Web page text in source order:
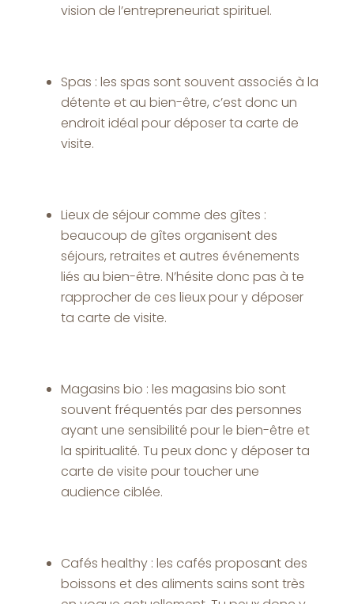
vision de l’entrepreneuriat spirituel.
Spas : les spas sont souvent associés à la
détente et au bien-être, c’est donc un
endroit idéal pour déposer ta carte de
visite.
Lieux de séjour comme des gîtes :
beaucoup de gîtes organisent des
séjours, retraites et autres événements
liés au bien-être. N’hésite donc pas à te
rapprocher de ces lieux pour y déposer
ta carte de visite.
Magasins bio : les magasins bio sont
souvent fréquentés par des personnes
ayant une sensibilité pour le bien-être et
la spiritualité. Tu peux donc y déposer ta
carte de visite pour toucher une
audience ciblée.
Cafés healthy : les cafés proposant des
boissons et des aliments sains sont très